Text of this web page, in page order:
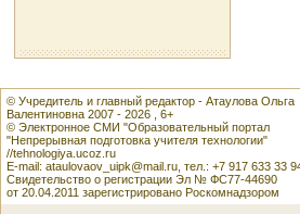
© Учредитель и главный редактор - Атаулова Ольга
Валентиновна 2007 - 2026 , 6+
© Электронное СМИ "Образовательный портал
"Непрерывная подготовка учителя технологии"
//tehnologiya.ucoz.ru
E-mail: ataulovaov_uipk@mail.ru, тел.: +7 917 633 33
Свидетельство о регистрации Эл № ФС77-44690
от 20.04.2011 зарегистрировано Роскомнадзором